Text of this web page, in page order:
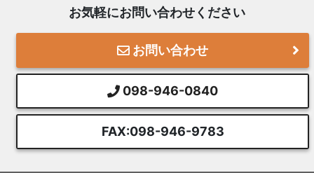
お気軽にお問い合わせください
お問い合わせ
098-946-0840
FAX:098-946-9783